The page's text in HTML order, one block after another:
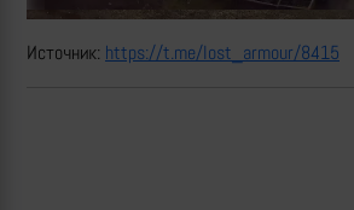
Источник: https://t.me/lost_armour/8415